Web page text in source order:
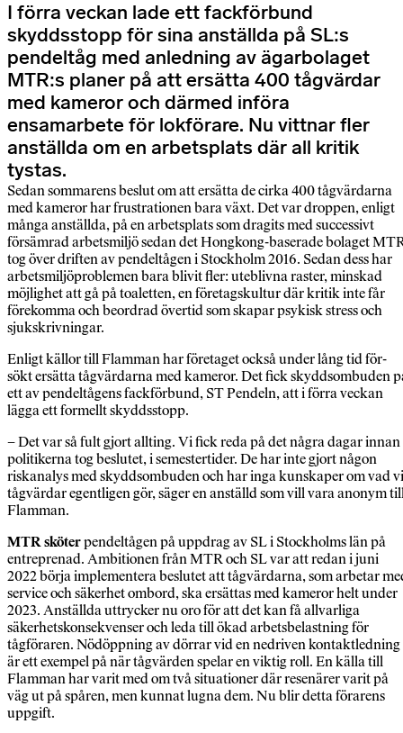
I förra veckan lade ett fackförbund
skyddsstopp för sina anställda på SL:s
pendeltåg med anledning av ägarbolaget
MTR:s planer på att ersätta 400 tågvärdar
med kameror och därmed införa
ensamarbete för lokförare. Nu vittnar fler
anställda om en arbetsplats där all kritik
tystas.
Sedan sommarens beslut om att ersätta de cirka 400 tågvärdarna
med kameror har frustrationen bara växt. Det var droppen, enligt
många anställda, på en arbetsplats som dragits med successivt
försämrad arbetsmiljö sedan det Hongkong-baserade bolaget
tog över driften av pendeltågen i Stockholm 2016. Sedan dess har
arbetsmiljöproblemen bara blivit fler: uteblivna raster, minskad
möjlighet att gå på toaletten, en företagskultur där kritik inte får
förekomma och beordrad övertid som skapar psykisk stress och
sjukskrivningar.
Enligt källor till Flamman har företaget också under lång tid för-
sökt ersätta tågvärdarna med kameror. Det fick skyddsombuden
ett av pendeltågens fackförbund, ST Pendeln, att i förra veckan
lägga ett formellt skyddsstopp.
– Det var så fult gjort allting. Vi fick reda på det några dagar innan
politikerna tog beslutet, i semestertider. De har inte gjort någon
riskanalys med skyddsombuden och har inga kunskaper om vad vi
tågvärdar egentligen gör, säger en anställd som vill vara anonym
Flamman.
MTR sköterpendeltågen på uppdrag av SL i Stockholms län på
entreprenad. Ambitionen från MTR och SL var att redan i juni
2022 börja implementera beslutet att tågvärdarna, som arbetar
service och säkerhet ombord, ska ersättas med kameror helt under
2023. Anställda uttrycker nu oro för att det kan få allvarliga
säkerhetskonsekvenser och leda till ökad arbetsbelastning för
tågföraren. Nödöppning av dörrar vid en nedriven kontaktledning
är ett exempel på när tågvärden spelar en viktig roll. En källa till
Flamman har varit med om två situationer där resenärer varit på
väg ut på spåren, men kunnat lugna dem. Nu blir detta förarens
uppgift.